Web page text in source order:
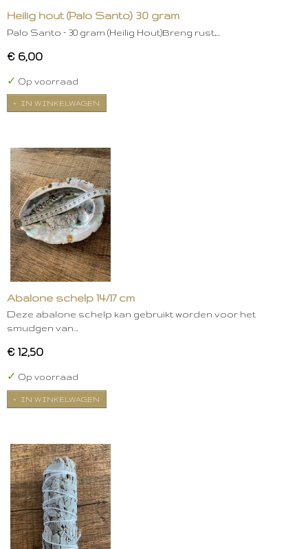
Heilig hout (Palo Santo) 30 gram
Palo Santo – 30 gram (Heilig Hout)Breng rust,…
€ 6,00
✓ Op voorraad
IN WINKELWAGEN
Abalone schelp 14/17 cm
Deze abalone schelp kan gebruikt worden voor het
smudgen van…
€ 12,50
✓ Op voorraad
IN WINKELWAGEN